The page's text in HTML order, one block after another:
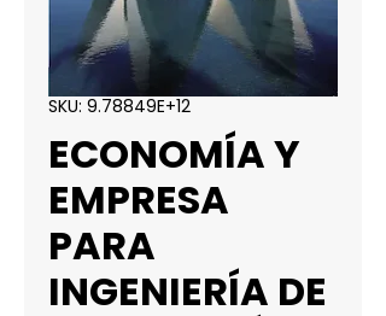
SKU: 9.78849E+12
ECONOMÍA Y
EMPRESA
PARA
INGENIERÍA DE